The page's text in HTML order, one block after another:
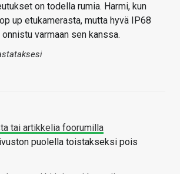
on todella rumia. Harmi, kun
up etukamerasta, mutta hyvä IP68
varmaan sen kanssa.
tai artikkelia foorumilla
puolella toistakseksi pois